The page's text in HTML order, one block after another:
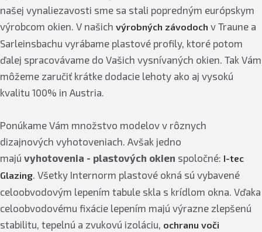
našej vynaliezavosti sme sa stali popredným európskym
výrobcom okien. V našich výrobných závodoch v Traune a
Sarleinsbachu vyrábame plastové profily, ktoré potom
ďalej spracovávame do Vašich vysnívaných okien. Tak Vám
môžeme zaručiť krátke dodacie lehoty ako aj vysokú
kvalitu 100% in Austria.
Ponúkame Vám množstvo modelov v rôznych
dizajnových vyhotoveniach. Avšak jedno
majú vyhotovenia - plastových okien spoločné: I-tec
Glazing. Všetky Internorm plastové okná sú vybavené
celoobvodovým lepením tabule skla s krídlom okna. Vďaka
celoobvodovému fixácie lepením majú výrazne zlepšenú
stabilitu, tepelnú a zvukovú izoláciu, ochranu voči